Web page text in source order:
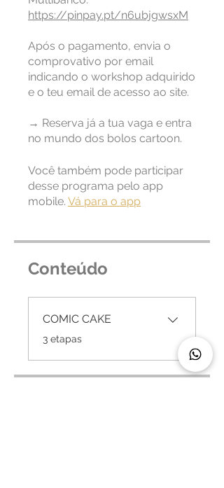
https://pinpay.pt/n6ubjgwsxM
Após o pagamento, envia o
comprovativo por email
indicando o workshop adquirido
e o teu email de acesso ao site.
→ Reserva já a tua vaga e entra
no mundo dos bolos cartoon.
Você também pode participar
desse programa pelo app
mobile. Vá para o app
Conteúdo
COMIC CAKE
.3 etapas